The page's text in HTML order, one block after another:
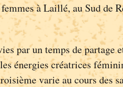
à Laillé, au Sud de
par un temps de partage
énergies créatrices
varie au cours des